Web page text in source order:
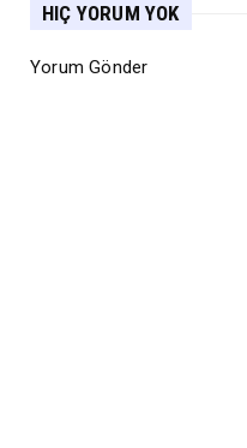
HIÇ YORUM YOK
Yorum Gönder